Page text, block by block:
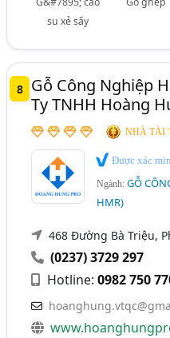
su xẻ sấy
8
Gỗ Công Nghiệp
Ty TNHH Hoàng
NHÀ TÀI
Được xác
Ngành:GỖ
HMR)
468 Đường Bà Triệu,
(0237) 3729 297
Hotline:0982 750